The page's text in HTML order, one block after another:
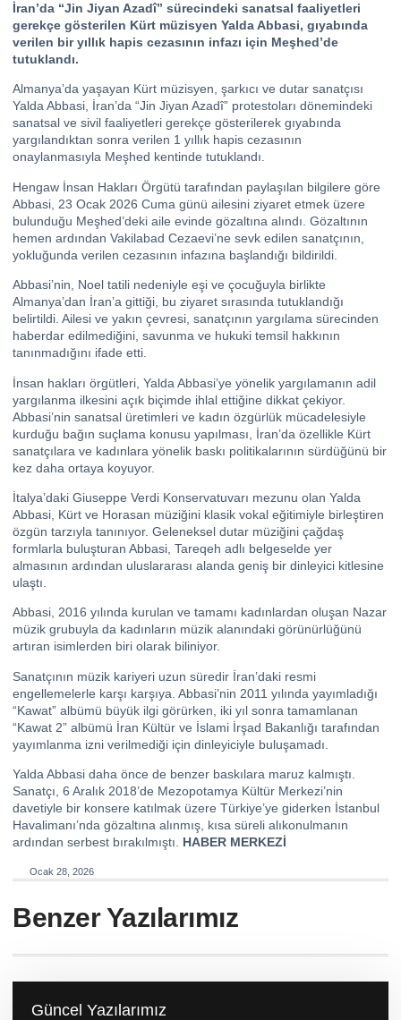
İran’da “Jin Jiyan Azadî” sürecindeki sanatsal faaliyetleri
gerekçe gösterilen Kürt müzisyen Yalda Abbasi, gıyabında
verilen bir yıllık hapis cezasının infazı için Meşhed’de
tutuklandı.
Almanya’da yaşayan Kürt müzisyen, şarkıcı ve dutar sanatçısı
Yalda Abbasi, İran’da “Jin Jiyan Azadî” protestoları dönemindeki
sanatsal ve sivil faaliyetleri gerekçe gösterilerek gıyabında
yargılandıktan sonra verilen 1 yıllık hapis cezasının
onaylanmasıyla Meşhed kentinde tutuklandı.
Hengaw İnsan Hakları Örgütü tarafından paylaşılan bilgilere göre
Abbasi, 23 Ocak 2026 Cuma günü ailesini ziyaret etmek üzere
bulunduğu Meşhed’deki aile evinde gözaltına alındı. Gözaltının
hemen ardından Vakilabad Cezaevi’ne sevk edilen sanatçının,
yokluğunda verilen cezasının infazına başlandığı bildirildi.
Abbasi’nin, Noel tatili nedeniyle eşi ve çocuğuyla birlikte
Almanya’dan İran’a gittiği, bu ziyaret sırasında tutuklandığı
belirtildi. Ailesi ve yakın çevresi, sanatçının yargılama sürecinden
haberdar edilmediğini, savunma ve hukuki temsil hakkının
tanınmadığını ifade etti.
İnsan hakları örgütleri, Yalda Abbasi’ye yönelik yargılamanın adil
yargılanma ilkesini açık biçimde ihlal ettiğine dikkat çekiyor.
Abbasi’nin sanatsal üretimleri ve kadın özgürlük mücadelesiyle
kurduğu bağın suçlama konusu yapılması, İran’da özellikle Kürt
sanatçılara ve kadınlara yönelik baskı politikalarının sürdüğünü bir
kez daha ortaya koyuyor.
İtalya’daki Giuseppe Verdi Konservatuvarı mezunu olan Yalda
Abbasi, Kürt ve Horasan müziğini klasik vokal eğitimiyle birleştiren
özgün tarzıyla tanınıyor. Geleneksel dutar müziğini çağdaş
formlarla buluşturan Abbasi, Tareqeh adlı belgeselde yer
almasının ardından uluslararası alanda geniş bir dinleyici kitlesine
ulaştı.
Abbasi, 2016 yılında kurulan ve tamamı kadınlardan oluşan Nazar
müzik grubuyla da kadınların müzik alanındaki görünürlüğünü
artıran isimlerden biri olarak biliniyor.
Sanatçının müzik kariyeri uzun süredir İran’daki resmi
engellemelerle karşı karşıya. Abbasi’nin 2011 yılında yayımladığı
“Kawat” albümü büyük ilgi görürken, iki yıl sonra tamamlanan
“Kawat 2” albümü İran Kültür ve İslami İrşad Bakanlığı tarafından
yayımlanma izni verilmediği için dinleyiciyle buluşamadı.
Yalda Abbasi daha önce de benzer baskılara maruz kalmıştı.
Sanatçı, 6 Aralık 2018’de Mezopotamya Kültür Merkezi’nin
davetiyle bir konsere katılmak üzere Türkiye’ye giderken İstanbul
Havalimanı’nda gözaltına alınmış, kısa süreli alıkonulmanın
ardından serbest bırakılmıştı. HABER MERKEZİ
Ocak 28, 2026
Benzer Yazılarımız
Güncel Yazılarımız